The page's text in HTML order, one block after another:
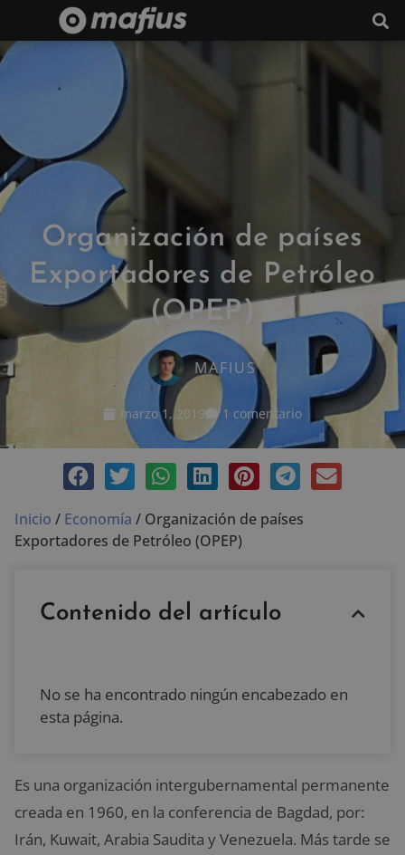
Organización de países
Exportadores de Petróleo
(OPEP)
MAFIUS
marzo 1, 2019 1 comentario
Inicio / Economía / Organización de países
Exportadores de Petróleo (OPEP)
Contenido del artículo
No se ha encontrado ningún encabezado en
esta página.
Es una organización intergubernamental permanente
creada en 1960, en la conferencia de Bagdad, por:
Irán, Kuwait, Arabia Saudita y Venezuela. Más tarde se